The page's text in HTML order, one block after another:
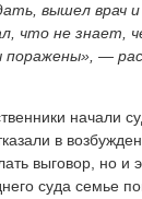
вышел врач и
что не знает,
поражены», —
начали
в
выговор, но и
суда семье